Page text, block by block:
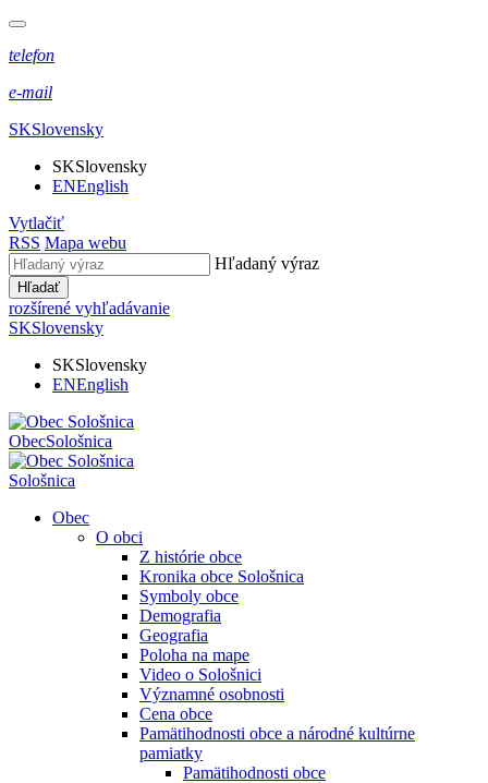
telefon
e-mail
SKSlovensky
SKSlovensky
ENEnglish
Vytlačiť
RSS Mapa webu
Hľadaný výraz
Hľadať
rozšírené vyhľadávanie
SKSlovensky
SKSlovensky
ENEnglish
ObecSološnica
Sološnica
Obec
O obci
Z histórie obce
Kronika obce Sološnica
Symboly obce
Demografia
Geografia
Poloha na mape
Video o Sološnici
Významné osobnosti
Cena obce
Pamätihodnosti obce a národné kultúrne
pamiatky
Pamätihodnosti obce